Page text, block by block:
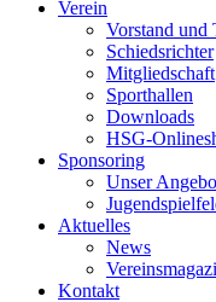
Verein
Vorstand und
Schiedsrichter
Mitgliedschaft
Sporthallen
Downloads
HSG-
Sponsoring
Unser
Aktuelles
News
Kontakt